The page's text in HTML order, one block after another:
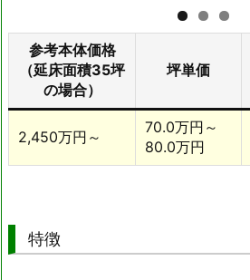
豊橋展示場
愛知
刈谷展示場
愛知
愛知
70-1
まちかどアキュラホーム
愛知
つつじが丘
参考本体価格
（延床面積35坪
の場合）
坪単価
2,450万円～
70.0万円～
80.0万円
特徴